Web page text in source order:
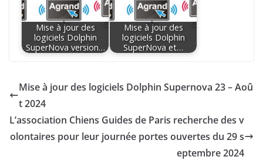
Mise à jour des
logiciels Dolphin
SuperNova version…
Mise à jour des
logiciels Dolphin
SuperNova et…
Mise à jour des logiciels Dolphin Supernova 23 – Aoû
t 2024
L’association Chiens Guides de Paris recherche des v
olontaires pour leur journée portes ouvertes du 29 s
eptembre 2024